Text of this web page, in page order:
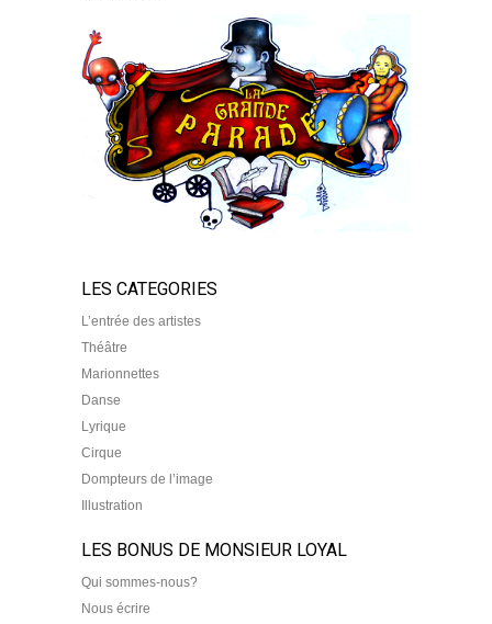
LES CATEGORIES
L’entrée des artistes
Théâtre
Marionnettes
Danse
Lyrique
Cirque
Dompteurs de l’image
Illustration
LES BONUS DE MONSIEUR LOYAL
Qui sommes-nous?
Nous écrire